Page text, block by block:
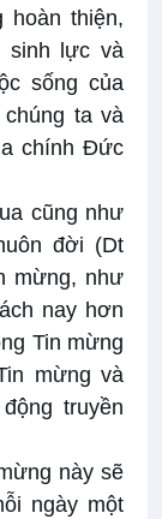
hoàn thiện,
sinh lực và
sống của
ta và
chính Đức
cũng như
đời (Dt
mừng, như
nay hơn
Tin mừng
mừng và
truyền
này sẽ
ngày một